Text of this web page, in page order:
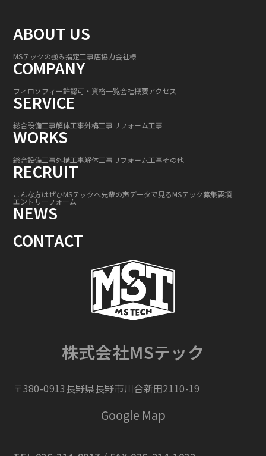
株式会社MSテック
〒380-0913長野県長野市川合新田2110-19
Google Map
ABOUT US
MSテックの強み指定工事店協力会社様
COMPANY
フィロソフィー許認可・資格一覧会社概要アクセス
SERVICE
総合設備工事解体工事外構工事 リフォーム工事
WORKS
総合設備工事外構工事解体工事 リフォーム工事その他
RECRUIT
こんな方はぜひMSテックへ先輩の声データで見るMSテック募集要項
エントリーフォーム
NEWS
CONTACT